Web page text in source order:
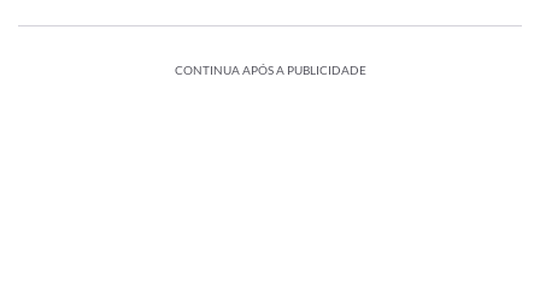
CONTINUA APÓS A PUBLICIDADE